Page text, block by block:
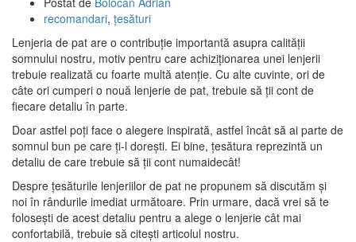
recomandari, țesături
Lenjeria de pat are o contribuție importantă asupra calității
somnului nostru, motiv pentru care achiziționarea unei lenjerii
trebuie realizată cu foarte multă atenție. Cu alte cuvinte, ori de
câte ori cumperi o nouă lenjerie de pat, trebuie să ții cont de
fiecare detaliu în parte.
Doar astfel poți face o alegere inspirată, astfel încât să ai parte de
somnul bun pe care ți-l dorești. Ei bine, țesătura reprezintă un
detaliu de care trebuie să ții cont numaidecât!
Despre țesăturile lenjeriilor de pat ne propunem să discutăm și
noi în rândurile imediat următoare. Prin urmare, dacă vrei să te
folosești de acest detaliu pentru a alege o lenjerie cât mai
confortabilă, trebuie să citești articolul nostru.